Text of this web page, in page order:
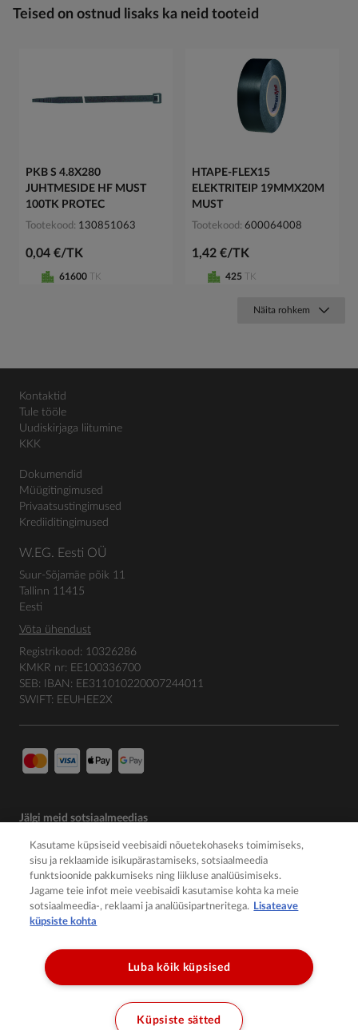
Teised on ostnud lisaks ka neid tooteid
PKB S 4.8X280
JUHTMESIDE HF MUST
100TK PROTEC
Tootekood 130851063
0,04 €/TK
61600 TK
HTAPE-FLEX15
ELEKTRITEIP 19MMX20M
MUST
Tootekood 600064008
1,42 €/TK
425 TK
Näita rohkem
Kontaktid
Tule tööle
Uudiskirjaga liitumine
KKK
Dokumendid
Müügitingimused
Privaatsustingimused
Krediiditingimused
W.EG. Eesti OÜ
Suur-Sõjamäe põik 11
Tallinn 11415
Eesti
Võta ühendust
Registrikood: 10326286
KMKR nr: EE100336700
SEB: IBAN: EE311010220007244011
SWIFT: EEUHEE2X
Jälgi meid sotsiaalmeedias
Kasutame küpsiseid veebisaidi nõuetekohaseks toimimiseks,
sisu ja reklaamide isikupärastamiseks, sotsiaalmeedia
funktsioonide pakkumiseks ning liikluse analüüsimiseks.
Jagame teie infot meie veebisaidi kasutamise kohta ka meie
sotsiaalmeedia-, reklaami ja analüüsipartneritega. Lisateave
küpsiste kohta
Luba kõik küpsised
Küpsiste sätted